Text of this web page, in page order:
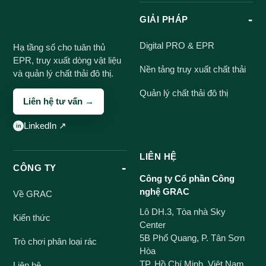
Hạ tầng số cho tuân thủ
EPR, truy xuất dòng vật liệu
và quản lý chất thải đô thị.
Liên hệ tư vấn →
LinkedIn ↗
GIẢI PHÁP
Digital PRO & EPR
Nền tảng truy xuất chất thải
Quản lý chất thải đô thị
CÔNG TY
Về GRAC
Kiến thức
Trò chơi phân loại rác
LIÊN HỆ
Công ty Cổ phần Công
nghệ GRAC
Lô DH.3, Tòa nhà Sky
Center
5B Phổ Quang, P. Tân Sơn
Hòa
TP. Hồ Chí Minh, Việt Nam